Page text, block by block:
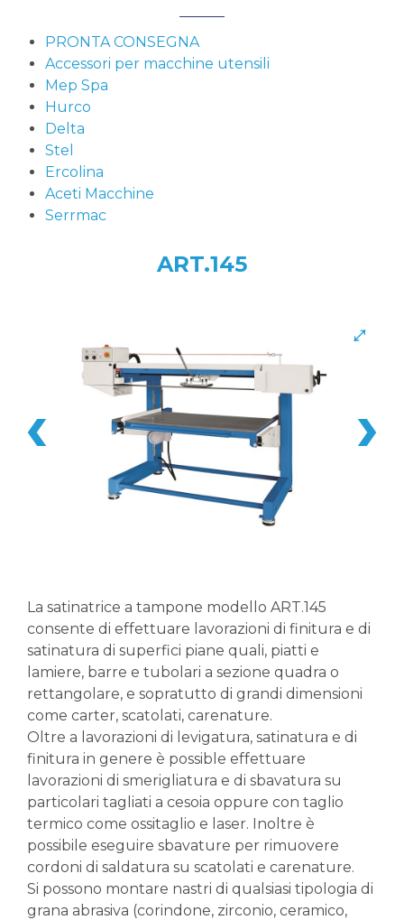
PRONTA CONSEGNA
Accessori per macchine utensili
Mep Spa
Hurco
Delta
Stel
Ercolina
Aceti Macchine
Serrmac
ART.145
La satinatrice a tampone modello ART.145
consente di effettuare lavorazioni di finitura e di
satinatura di superfici piane quali, piatti e
lamiere, barre e tubolari a sezione quadra o
rettangolare, e sopratutto di grandi dimensioni
come carter, scatolati, carenature.
Oltre a lavorazioni di levigatura, satinatura e di
finitura in genere è possible effettuare
lavorazioni di smerigliatura e di sbavatura su
particolari tagliati a cesoia oppure con taglio
termico come ossitaglio e laser. Inoltre è
possibile eseguire sbavature per rimuovere
cordoni di saldatura su scatolati e carenature.
Si possono montare nastri di qualsiasi tipologia di
grana abrasiva (corindone, zirconio, ceramico,